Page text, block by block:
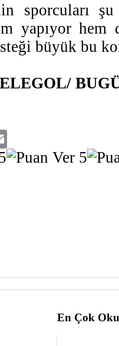
sporcuları
yapıyor hem
büyük bu
En Çok